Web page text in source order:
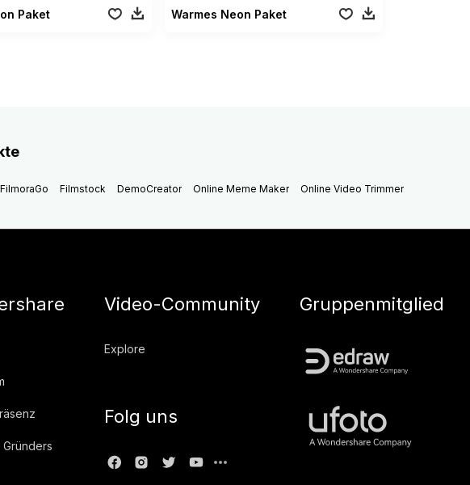
Paket Warmes Neon Paket
FilmoraGo Filmstock DemoCreator Online Meme Maker Online Video Trimmer
Video-Community
Explore
Folg uns
Gruppenmitglied